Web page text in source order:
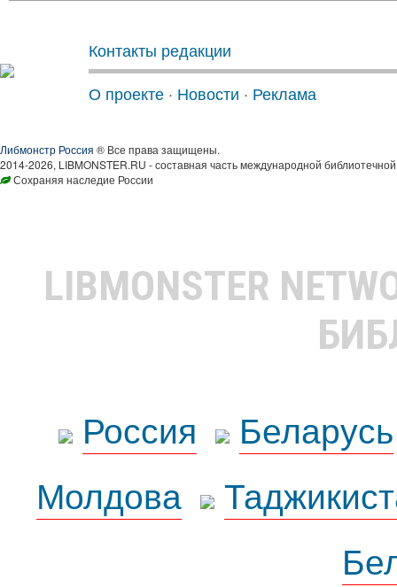
Контакты редакции
О проекте · Новости · Реклама
Либмонстр Россия ® Все права защищены.
2014-2026, LIBMONSTER.RU - составная часть международной
Сохраняя наследие России
LIBMONSTER
Россия
Беларусь
Молдова